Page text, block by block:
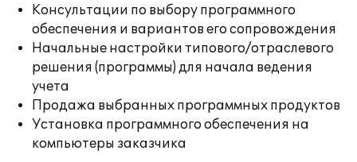
Консультации по выбору программного
обеспечения и вариантов его сопровождения
Начальные настройки типового/отраслевого
решения (программы) для начала ведения
учета
Продажа выбранных программных продуктов
Установка программного обеспечения на
компьютеры заказчика